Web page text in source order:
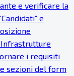
e verificare la
e
Infrastrutture
i requisiti
sezioni del form